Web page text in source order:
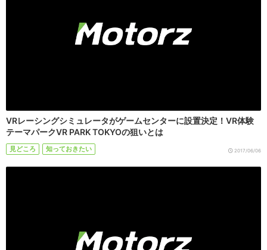
VRレーシングシミュレータがゲームセンターに設置決定！VR体験
テーマパークVR PARK TOKYOの狙いとは
見どころ 知っておきたい 2017/06/06